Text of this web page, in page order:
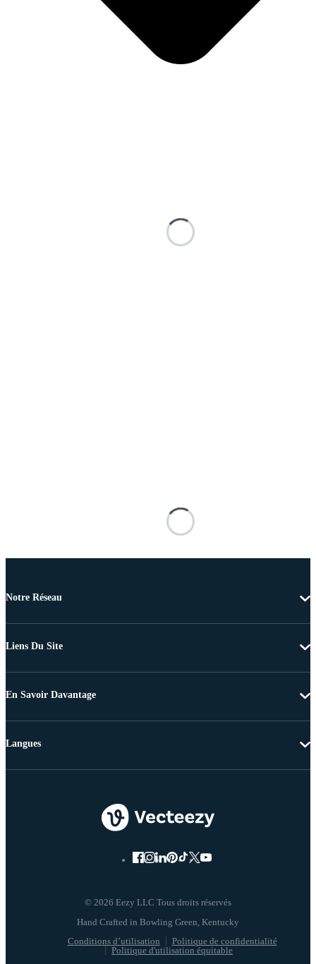
Notre Réseau
Liens Du Site
En Savoir Davantage
© 2026 Eezy LLC Tous droits réservés
Conditions d’utilisation
Politique de confidentialité
Politique d'utilisation équitable
Langues